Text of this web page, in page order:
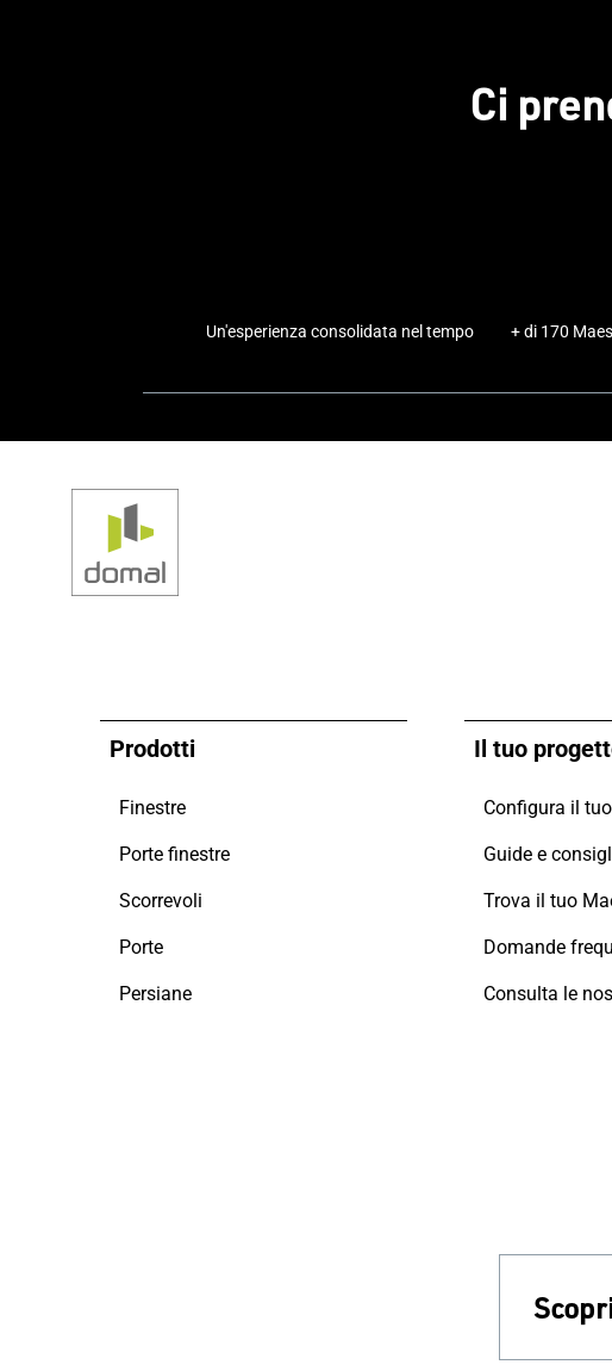
Ci
Un'esperienza consolidata nel tempo + di 170
Prodotti
Finestre
Porte finestre
Scorrevoli
Porte
Persiane
Il tuo
Configura il
Guide e
Domande
Consulta le